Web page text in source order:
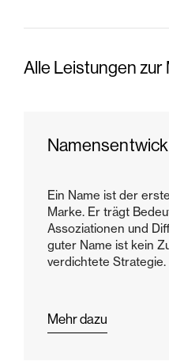
Alle Leistungen
Ein Name ist der
Marke. Er trägt
Assoziationen und
guter Name ist kein
verdichtete Strategie.
Mehr dazu